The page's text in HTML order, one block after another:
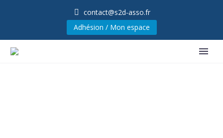
contact@s2d-asso.fr
Adhésion / Mon espace